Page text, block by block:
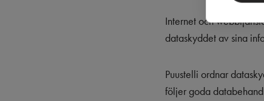
Internet och
dataskyddet av sina
Puustelli ordnar
följer goda